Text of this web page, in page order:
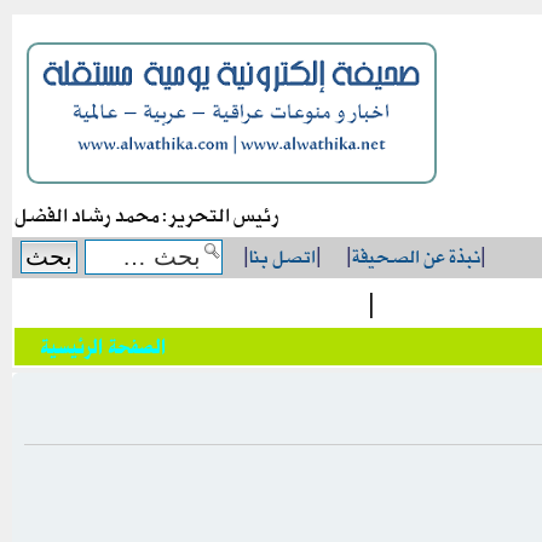
رئيس التحرير: محمد رشاد الفضل
|نبذة عن الصحيفة|
|اتصل بنا|
|
الصفحة الرئيسية